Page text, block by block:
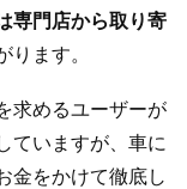
専門店から取り寄
ります。
求めるユーザーが
ていますが、車に
金をかけて徹底し